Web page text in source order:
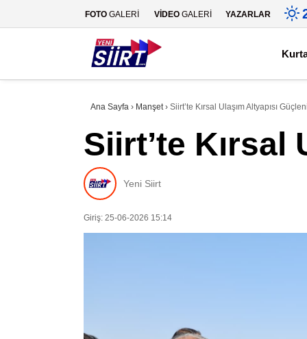
FOTO GALERİ VİDEO GALERİ YAZARLAR
Ana Sayfa › Manşet› Siirt’te Kırsal Ulaşım Altyapısı
Siirt’te Kırsal
Yeni Siirt
Giriş: 25-06-2026 15:14